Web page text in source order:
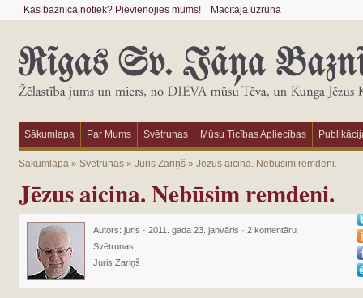
Kas baznīcā notiek? Pievienojies mums! Mācītāja uzruna
Sākumlapa Par Mums Svētrunas Mūsu Ticības Apliecības
Sākumlapa» Svētrunas» Juris Zariņš» Jēzus aicina. Nebūsim remdeni.
Jēzus aicina. Nebūsim remdeni.
Autors: juris · 2011. gada 23. janvāris · 2 komentāru
Svētrunas
Juris Zariņš